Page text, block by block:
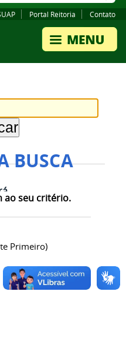
Portal Reitoria Contato
BUSCA
ao seu critério.
Primeiro)